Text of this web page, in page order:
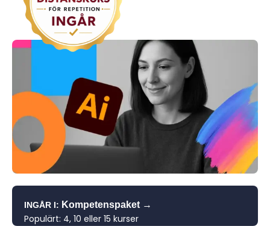
INGÅR I: Kompetenspaket →
Populärt: 4, 10 eller 15 kurser